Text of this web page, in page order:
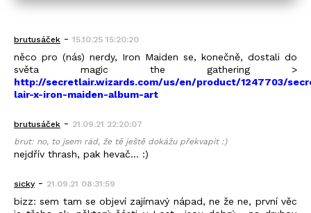
brutusáček - 15.10.25 15:20:20
něco pro (nás) nerdy, Iron Maiden se, konečně, dostali do
světa magic the gathering >
http://secretlair.wizards.com/us/en/product/1247703/
lair-x-iron-maiden-album-art
brutusáček - 21.09.21 22:20:07
brut: no, to jsem rád, že tě ještě dokážu překvapit :)
nejdřív thrash, pak hevač... :)
sicky - 21.09.21 08:31:59
bizz: sem tam se objeví zajímavý nápad, ne že ne, první věc